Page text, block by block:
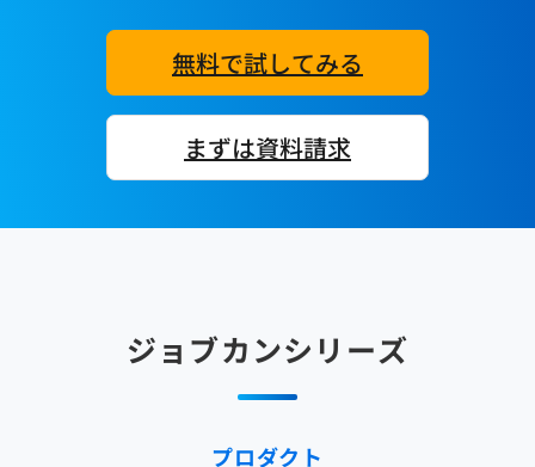
無料で試してみる
まずは資料請求
ジョブカンシリーズ
プロダクト